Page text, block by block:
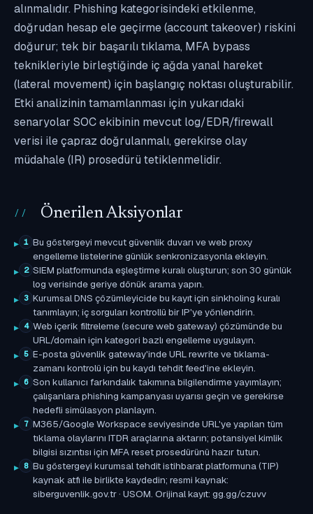
alınmalıdır. Phishing kategorisindeki etkilenme,
doğrudan hesap ele geçirme (account takeover) riskini
doğurur; tek bir başarılı tıklama, MFA bypass
teknikleriyle birleştiğinde iç ağda yanal hareket
(lateral movement) için başlangıç noktası oluşturabilir.
Etki analizinin tamamlanması için yukarıdaki
senaryolar SOC ekibinin mevcut log/EDR/firewall
verisi ile çapraz doğrulanmalı, gerekirse olay
müdahale (IR) prosedürü tetiklenmelidir.
Önerilen Aksiyonlar
1 Bu göstergeyi mevcut güvenlik duvarı ve web proxy
engelleme listelerine günlük senkronizasyonla ekleyin.
2 SIEM platformunda eşleştirme kuralı oluşturun; son 30 günlük
log verisinde geriye dönük arama yapın.
3 Kurumsal DNS çözümleyicide bu kayıt için sinkholing kuralı
tanımlayın; iç sorguları kontrollü bir IP'ye yönlendirin.
4 Web içerik filtreleme (secure web gateway) çözümünde bu
URL/domain için kategori bazlı engelleme uygulayın.
5 E-posta güvenlik gateway'inde URL rewrite ve tıklama-
zamanı kontrolü için bu kaydı tehdit feed'ine ekleyin.
6 Son kullanıcı farkındalık takımına bilgilendirme yayımlayın;
çalışanlara phishing kampanyası uyarısı geçin ve gerekirse
hedefli simülasyon planlayın.
7 M365/Google Workspace seviyesinde URL'ye yapılan tüm
tıklama olaylarını ITDR araçlarına aktarın; potansiyel kimlik
bilgisi sızıntısı için MFA reset prosedürünü hazır tutun.
8 Bu göstergeyi kurumsal tehdit istihbarat platformuna (TIP)
kaynak atfı ile birlikte kaydedin; resmi kaynak:
siberguvenlik.gov.tr · USOM. Orijinal kayıt: gg.gg/czuvv